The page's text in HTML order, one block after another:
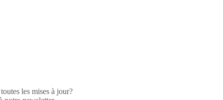
les mises à jour?